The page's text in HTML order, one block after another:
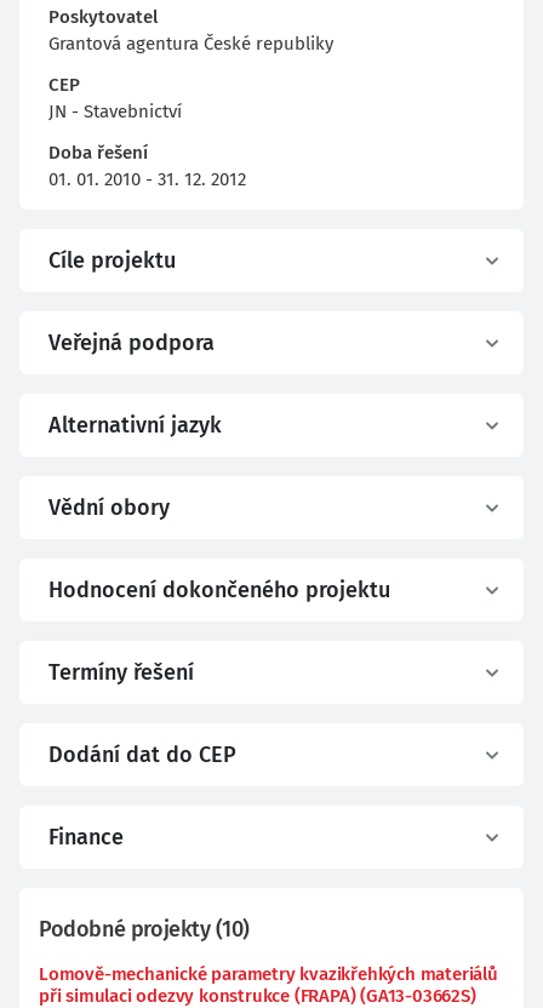
Poskytovatel
Grantová agentura České republiky
CEP
JN - Stavebnictví
Doba řešení
01. 01. 2010 - 31. 12. 2012
Cíle projektu
Veřejná podpora
Alternativní jazyk
Vědní obory
Hodnocení dokončeného projektu
Termíny řešení
Dodání dat do CEP
Finance
Podobné projekty(10)
Lomově-mechanické parametry kvazikřehkých materiálů
při simulaci odezvy konstrukce (FRAPA) (GA13-03662S)